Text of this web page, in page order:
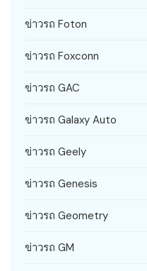
ข่าวรถ Foton
ข่าวรถ Foxconn
ข่าวรถ GAC
ข่าวรถ Galaxy Auto
ข่าวรถ Geely
ข่าวรถ Genesis
ข่าวรถ Geometry
ข่าวรถ GM